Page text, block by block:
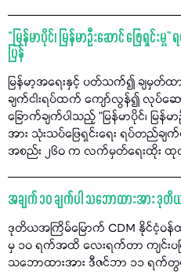
“မြန်မာပိုင်၊ မြန်မာဦးဆောင် ဖြေရှ
ပြန်
မြန်မာ့အရေးနှင့် ပတ်သက်၍ ချ
ချက်ငါးရပ်ထက် ကျော်လွန်၍ လုပ်ဆ
ခြောက်ချက်ပါသည့် "မြန်မာပိုင်၊ မြန်
အား သုံးသပ်ဖြေရှင်းရေး ရပ်တည်ခ
အစည်း ၂၆၀ က လက်မှတ်ရေးထိုး
အချက် ၁၀ ချက်ပါ သဘောထားအား ဒု
ဒုတိယအကြိမ်မြောက် CDM နိုင်ငံ့ဝ
မှ ၁၀ ရက်အထိ လေးရက်တာ ကျင်းပပ
သဘောထားအား ဒီဇင်ဘာ ၁၁ ရက်